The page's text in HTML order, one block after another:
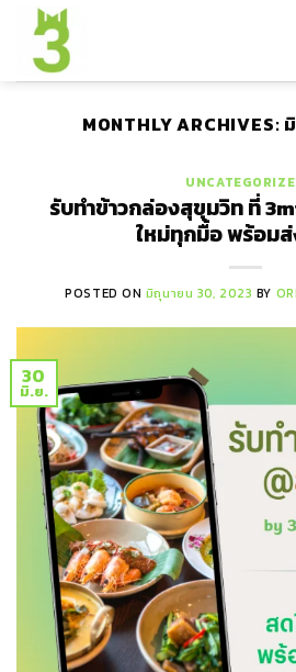
content
MONTHLY ARCHIVES:
รับทําข้าวกล่องสุขุมวิท ที่
ใหม่ทุกมื้อ พร้อม
POSTED ON มิถุนายน 30, 2023 BY
30
มิ.ย.